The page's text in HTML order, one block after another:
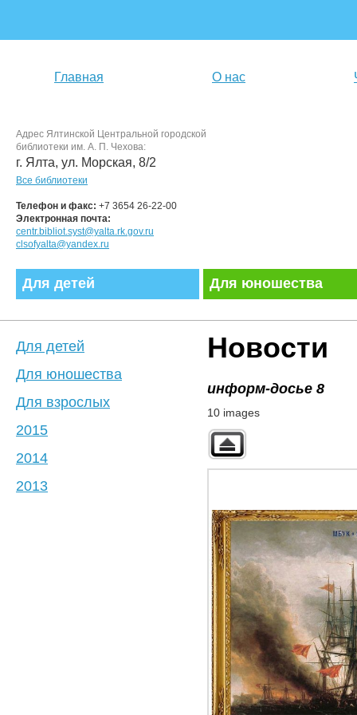
Главная О нас
Адрес Ялтинской Центральной городской
библиотеки им. А. П. Чехова:
г. Ялта, ул. Морская, 8/2
Все библиотеки
Телефон и факс: +7 3654 26-22-00
Электронная почта:
centr.bibliot.syst@yalta.rk.gov.ru
clsofyalta@yandex.ru
Для детей Для юношества
Новости
информ-досье 8
10 images
Для детей
Для юношества
Для взрослых
2015
2014
2013